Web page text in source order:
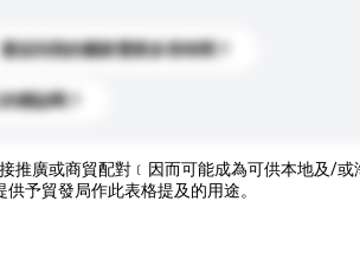
運送到我的國家需要多長時間？
標誌嗎？
推廣或商貿配對﹝因而可能成為可供本地及/或
予貿發局作此表格提及的用途。